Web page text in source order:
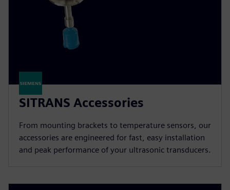
SITRANS Accessories
From mounting brackets to temperature sensors, our
accessories are engineered for fast, easy installation
and peak performance of your ultrasonic transducers.